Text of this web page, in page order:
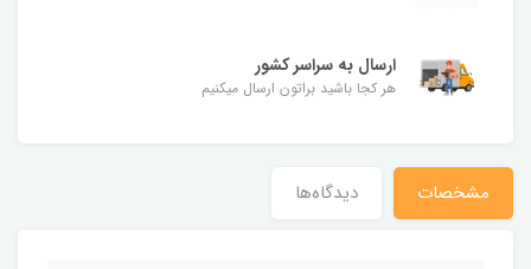
ارسال به سراسر کشور
هر کجا باشید براتون ارسال میکنیم
مشخصات دیدگاه‌ها